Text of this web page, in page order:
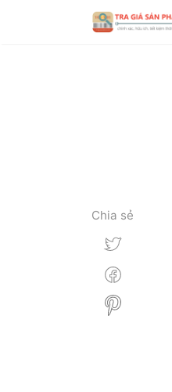
Chia sẻ